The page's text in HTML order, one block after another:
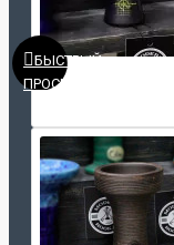
БЫСТРЫЙ
ПРОСМОТР